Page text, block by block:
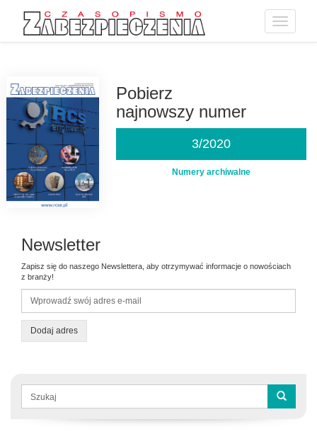
Toggle
Pobierz
najnowszy numer
3/2020
Numery archiwalne
Newsletter
Zapisz się do naszego Newslettera, aby otrzymywać informacje o nowościach
z branży!
Dodaj adres
Formularz
wyszukiwania